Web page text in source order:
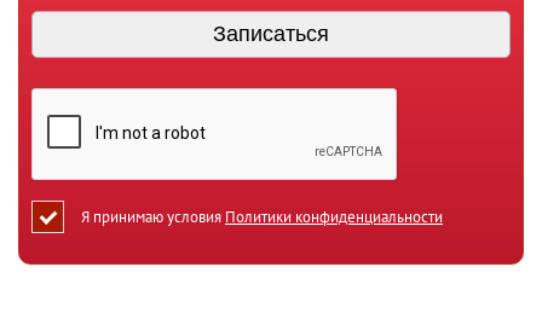
Я принимаю условия Политики конфиденциальности